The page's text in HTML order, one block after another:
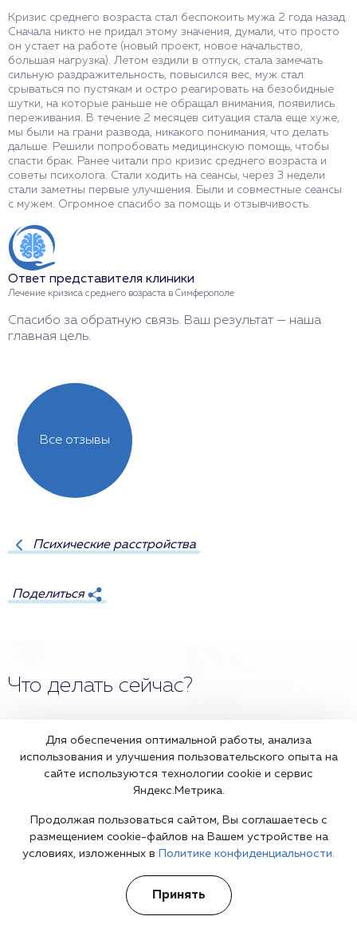
Кризис среднего возраста стал беспокоить мужа 2 года назад.
Сначала никто не придал этому значения, думали, что просто
он устает на работе (новый проект, новое начальство,
большая нагрузка). Летом ездили в отпуск, стала замечать
сильную раздражительность, повысился вес, муж стал
срываться по пустякам и остро реагировать на безобидные
шутки, на которые раньше не обращал внимания, появились
переживания. В течение 2 месяцев ситуация стала еще хуже,
мы были на грани развода, никакого понимания, что делать
дальше. Решили попробовать медицинскую помощь, чтобы
спасти брак. Ранее читали про кризис среднего возраста и
советы психолога. Стали ходить на сеансы, через 3 недели
стали заметны первые улучшения. Были и совместные сеансы
с мужем. Огромное спасибо за помощь и отзывчивость.
Ответ представителя клиники
Лечение кризиса среднего возраста в Симферополе
Спасибо за обратную связь. Ваш результат — наша
главная цель.
Все отзывы
Психические расстройства
Поделиться
Что делать сейчас?
Мы знаем всю глубину проблемы и знаем, как Вам помочь.
Консультанты программы сами в прошлом преодолели
зависимость и знают изнутри все стороны болезни.
Получить
Для обеспечения оптимальной работы, анализа
использования и улучшения пользовательского опыта на
сайте используются технологии cookie и сервис
Яндекс.Метрика.
Продолжая пользоваться сайтом, Вы соглашаетесь с
размещением cookie-файлов на Вашем устройстве на
условиях, изложенных в
Политике конфиденциальности.
Принять